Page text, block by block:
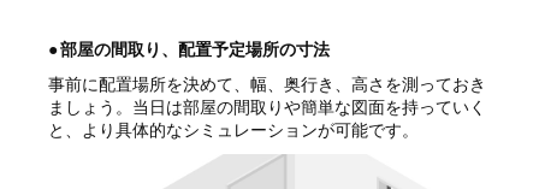
●部屋の間取り、配置予定場所の寸法
事前に配置場所を決めて、幅、奥行き、高さを測っておき
ましょう。当日は部屋の間取りや簡単な図面を持っていく
と、より具体的なシミュレーションが可能です。